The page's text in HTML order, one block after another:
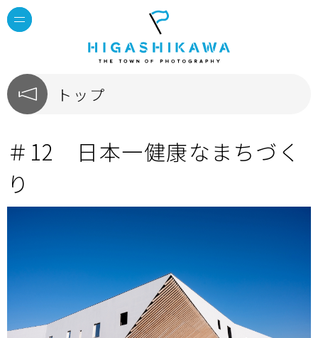
トップ
＃12 日本一健康なまちづく
り